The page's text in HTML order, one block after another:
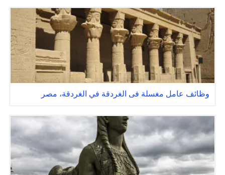
وظائف عامل مغسلة فى الغردقة في الغردقة، مصر